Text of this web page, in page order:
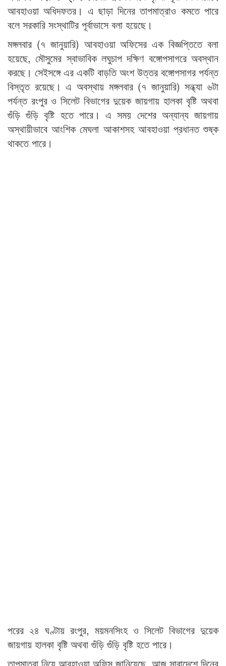
আবহাওয়া অধিদফতর। এ ছাড়া দিনের তাপমাত্রাও কমতে পারে
বলে সরকারি সংস্থাটির পূর্বাভাসে বলা হয়েছে।
মঙ্গলবার (৭ জানুয়ারি) আবহাওয়া অফিসের এক বিজ্ঞপ্তিতে বলা
হয়েছে, মৌসুমের স্বাভাবিক লঘুচাপ দক্ষিণ বঙ্গোপসাগরে অবস্থান
করছে। সেইসঙ্গে এর একটি বাড়তি অংশ উত্তর বঙ্গোপসাগর পর্যন্ত
বিস্তৃত রয়েছে। এ অবস্থায় মঙ্গলবার (৭ জানুয়ারি) সন্ধ্যা ৬টা
পর্যন্ত রংপুর ও সিলেট বিভাগের দুয়েক জায়গায় হালকা বৃষ্টি অথবা
গুঁড়ি গুঁড়ি বৃষ্টি হতে পারে। এ সময় দেশের অন্যান্য জায়গায়
অস্থায়ীভাবে আংশিক মেঘলা আকাশসহ আবহাওয়া প্রধানত শুষ্ক
থাকতে পারে।
পরের ২৪ ঘণ্টায় রংপুর, ময়মনসিংহ ও সিলেট বিভাগের দুয়েক
জায়গায় হালকা বৃষ্টি অথবা গুঁড়ি গুঁড়ি বৃষ্টি হতে পারে।